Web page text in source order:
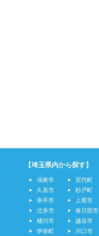
【埼玉県内から探す】
鴻巣市
久喜市
幸手市
北本市
桶川市
伊奈町
宮代町
杉戸町
上尾市
春日部市
越谷市
川口市